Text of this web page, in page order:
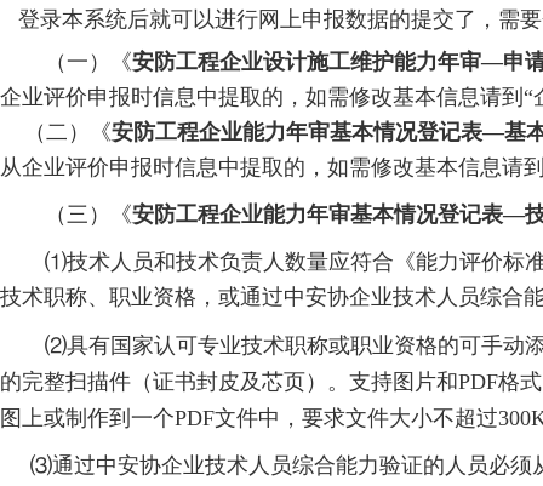
登录本系统后就可以进行网上申报数据的提交了，需
（一）《安防工程企业设计施工维护能力年审—申
企业评价申报时信息中提取的，如需修改基本信息请到“
（二）《安防工程企业能力年审基本情况登记表—基
从企业评价申报时信息中提取的，如需修改基本信息请
（三）《安防工程企业能力年审基本情况登记表—
⑴技术人员和技术负责人数量应符合《能力评价标
技术职称、职业资格，或通过中安协企业技术人员综合
⑵具有国家认可专业技术职称或职业资格的可手动
的完整扫描件（证书封皮及芯页）。支持图片和PDF格
图上或制作到一个PDF文件中，要求文件大小不超过
⑶通过中安协企业技术人员综合能力验证的人员必须